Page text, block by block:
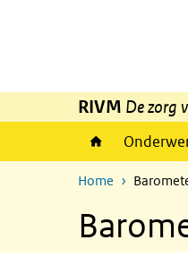
RIVM De zorg
Home